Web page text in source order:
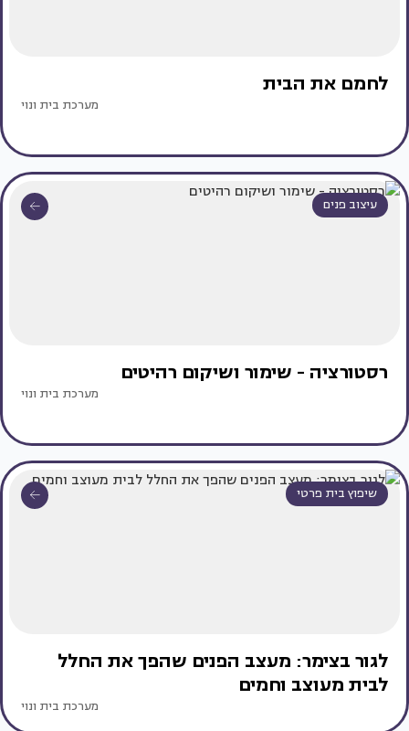
לחמם את הבית
מערכת בית ונוי
עיצוב פנים
רסטורציה - שימור ושיקום רהיטים
מערכת בית ונוי
שיפוץ בית פרטי
לגור בצימר: מעצב הפנים שהפך את החלל
לבית מעוצב וחמים
מערכת בית ונוי